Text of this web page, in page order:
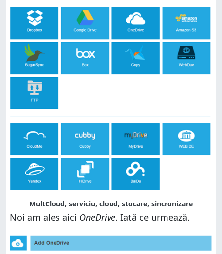
MultCloud, serviciu, cloud, stocare, sincronizare
Noi am ales aici OneDrive. Iată ce urmează.